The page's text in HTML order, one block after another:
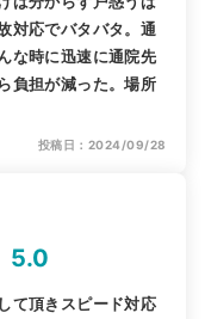
対応でバタバタ。通
な時に迅速に通院先
負担が減った。場所
投稿日：2024/09/28
5.0
て頂きスピード対応